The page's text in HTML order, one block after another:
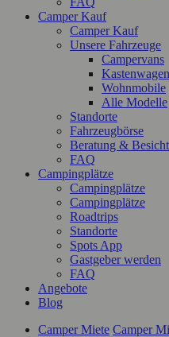
Camper Kauf
Camper Kauf
Unsere Fahrzeuge
Campervans
Kastenwagen
Wohnmobile
Alle Modelle
Standorte
Fahrzeugbörse
Beratung &
FAQ
Campingplätze
Campingplätze
Campingplätze
Roadtrips
Standorte
Spots App
Gastgeber werden
FAQ
Angebote
Blog
Camper Miete Camper